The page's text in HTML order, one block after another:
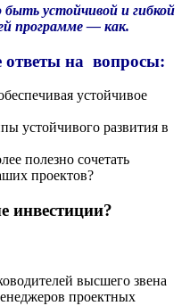
быть устойчивой и гибкой
программе — как.
ответы на вопросы:
устойчивое
устойчивого развития в
полезно сочетать
проектов?
инвестиции?
высшего звена
проектных